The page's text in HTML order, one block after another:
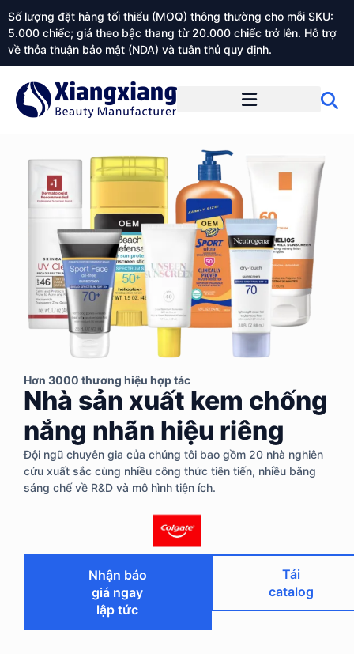
Số lượng đặt hàng tối thiểu (MOQ) thông thường cho mỗi SKU:
5.000 chiếc; giá theo bậc thang từ 20.000 chiếc trở lên. Hỗ trợ
về thỏa thuận bảo mật (NDA) và tuân thủ quy định.
Hơn 3000 thương hiệu hợp tác
Nhà sản xuất kem chống
nắng nhãn hiệu riêng
Đội ngũ chuyên gia của chúng tôi bao gồm 20 nhà nghiên
cứu xuất sắc cùng nhiều công thức tiên tiến, nhiều bằng
sáng chế về R&D và mô hình tiện ích.
Nhận báo
giá ngay
lập tức
Tải
catalog